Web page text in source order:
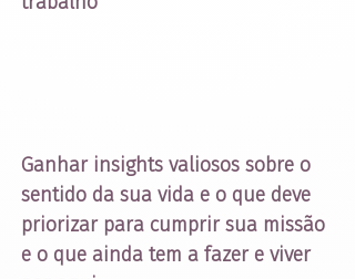
Ganhar insights valiosos sobre o
sentido da sua vida e o que deve
priorizar para cumprir sua missão
e o que ainda tem a fazer e viver